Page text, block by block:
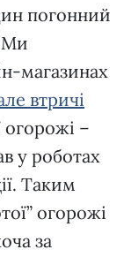
погонний
Ми
магазинах
втричі
огорожі –
у роботах
Таким
огорожі
за